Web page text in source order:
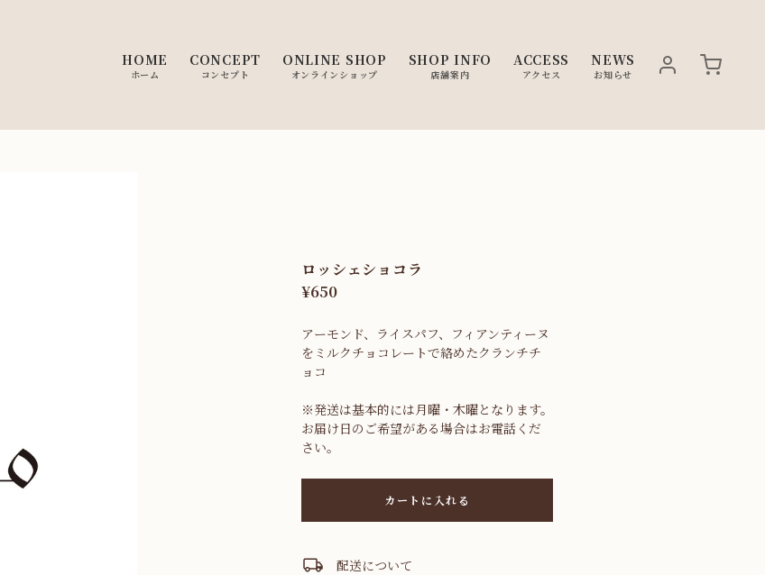
HOME
ホーム
CONCEPT
コンセプト
ONLINE SHOP
オンラインショップ
SHOP INFO
店舗案内
ACCESS
アクセス
NEWS
お知らせ
ロッシェショコラ
¥650
アーモンド、ライスパフ、フィアンティーヌ
をミルクチョコレートで絡めたクランチチ
ョコ
※発送は基本的には月曜・木曜となります。
お届け日のご希望がある場合はお電話くだ
さい。
カートに入れる
配送について